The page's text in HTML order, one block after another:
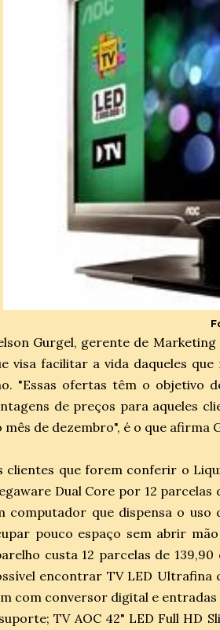
Gurgel, gerente de
visa facilitar a vida daqueles
"Essas ofertas têm o objetivo
de preços para aqueles
mês de dezembro", é o que afirma
clientes que forem conferir o
Dual Core por 12 parcelas
computador que dispensa o uso
pouco espaço sem abrir
custa 12 parcelas de
encontrar TV LED Ultrafina
com conversor digital e entradas
TV AOC 42" LED Full HD